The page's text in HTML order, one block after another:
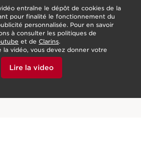
entraîne le dépôt de cookies de la
pour finalité le fonctionnement du
personnalisée. Pour en savoir
à consulter les politiques de
et de Clarins.
la vidéo, vous devez donner votre
dessous.
Lire la video